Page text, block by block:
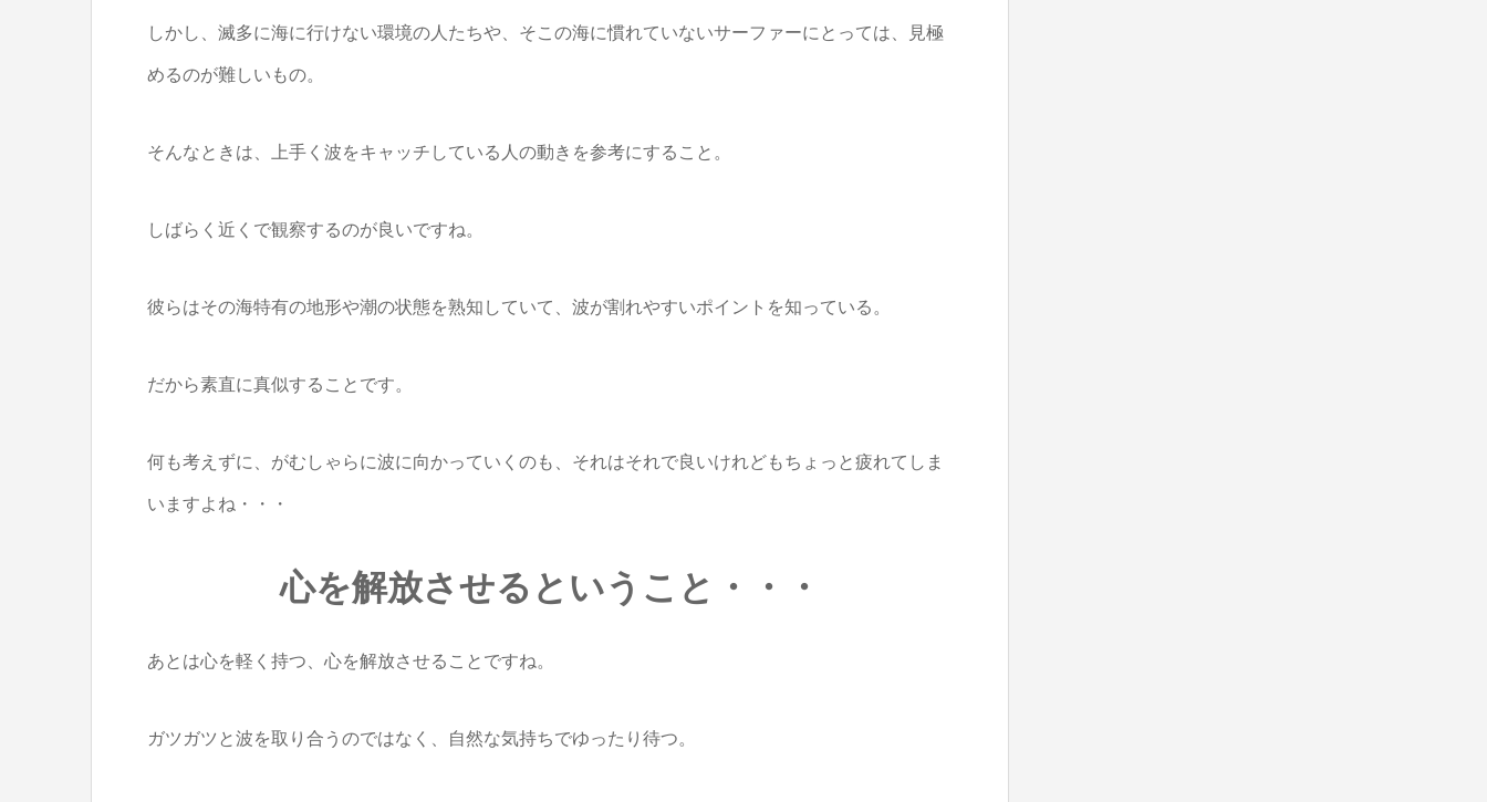
しかし、滅多に海に行けない環境の人たちや、そこの海に慣れていないサーファーにとっては、見極
めるのが難しいもの。
そんなときは、上手く波をキャッチしている人の動きを参考にすること。
しばらく近くで観察するのが良いですね。
彼らはその海特有の地形や潮の状態を熟知していて、波が割れやすいポイントを知っている。
だから素直に真似することです。
何も考えずに、がむしゃらに波に向かっていくのも、それはそれで良いけれどもちょっと疲れてしま
いますよね・・・
心を解放させるということ・・・
あとは心を軽く持つ、心を解放させることですね。
ガツガツと波を取り合うのではなく、自然な気持ちでゆったり待つ。